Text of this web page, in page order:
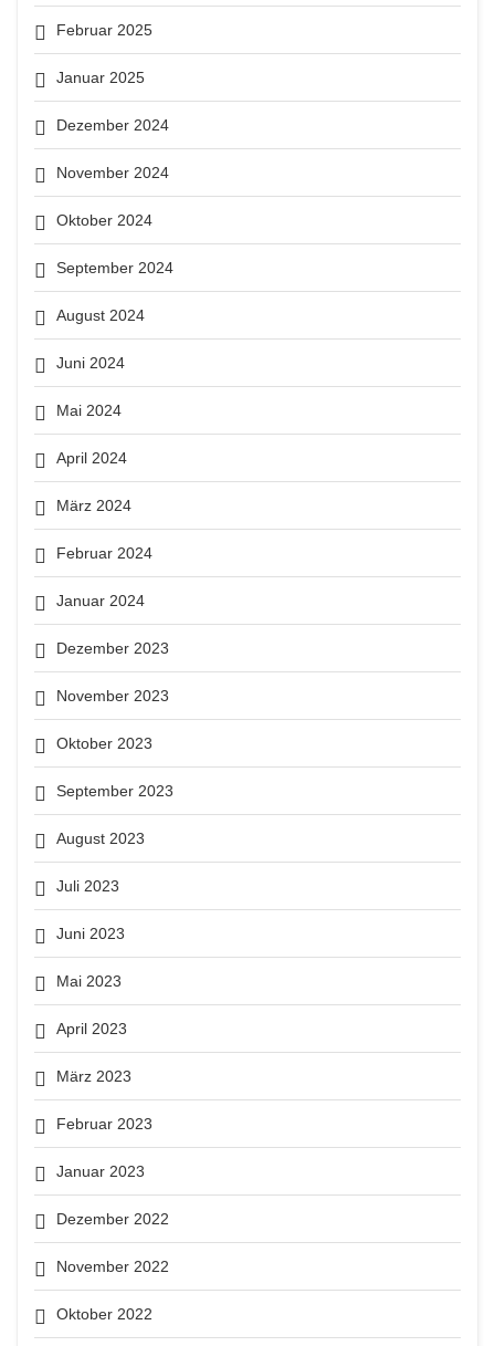
Februar 2025
Januar 2025
Dezember 2024
November 2024
Oktober 2024
September 2024
August 2024
Juni 2024
Mai 2024
April 2024
März 2024
Februar 2024
Januar 2024
Dezember 2023
November 2023
Oktober 2023
September 2023
August 2023
Juli 2023
Juni 2023
Mai 2023
April 2023
März 2023
Februar 2023
Januar 2023
Dezember 2022
November 2022
Oktober 2022